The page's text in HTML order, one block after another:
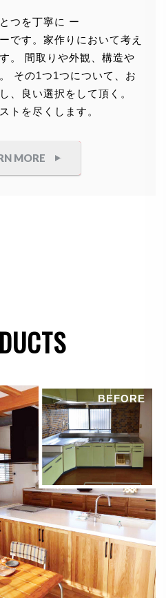
つを丁寧に ー
です。家作りにおいて考え
。 間取りや外観、構造や
その1つ1つについて、お
、良い選択をして頂く。
トを尽くします。
MORE
BEFORE
個人情報は、当社からのご
問に対する回答として、電
利用いたします。
及び安全性確保のために、
を講じています。
報の照会・修正・削除など
ご本人であることを確認の
す。